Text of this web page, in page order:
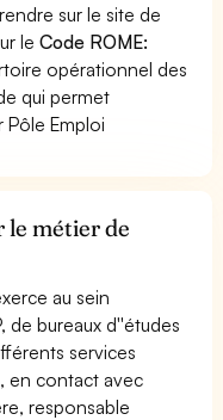
sur le site de
leCode ROME:
opérationnel des
qui permet
Emploi
le métier de
au sein
de bureaux d''études
services
en contact avec
responsable